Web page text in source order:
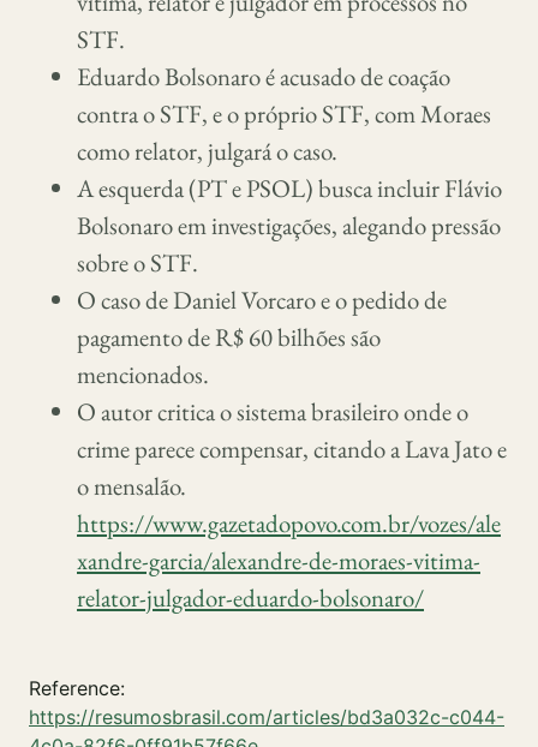
STF.
Eduardo Bolsonaro é acusado de coação
contra o STF, e o próprio STF, com Moraes
como relator, julgará o caso.
A esquerda (PT e PSOL) busca incluir Flávio
Bolsonaro em investigações, alegando pressão
sobre o STF.
O caso de Daniel Vorcaro e o pedido de
pagamento de R$ 60 bilhões são
mencionados.
O autor critica o sistema brasileiro onde o
crime parece compensar, citando a Lava Jato e
o mensalão.
https://www.gazetadopovo.com.br/vozes/ale
xandre-garcia/alexandre-de-moraes-vitima-
relator-julgador-eduardo-bolsonaro/
Reference:
https://resumosbrasil.com/articles/bd3a032c-c044-